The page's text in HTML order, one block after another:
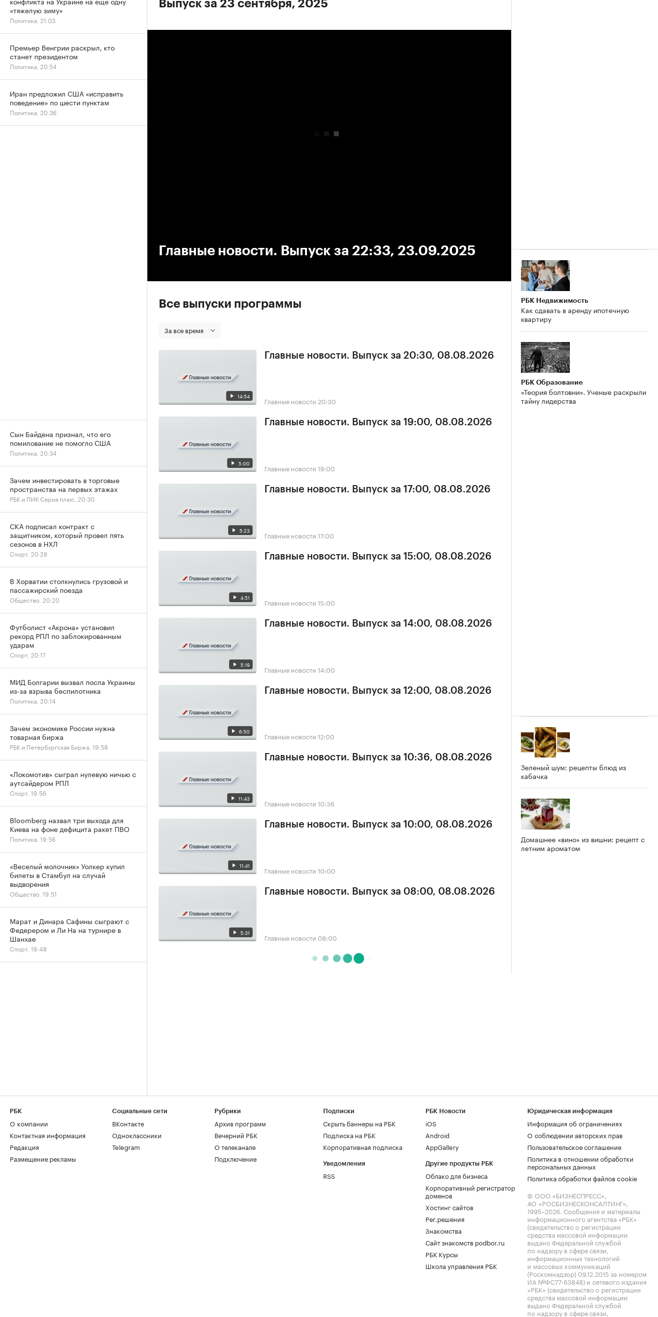
Выпуск за 23 сентября, 2025
Главные новости. Выпуск за 22:33, 23.09.2025
Все выпуски программы
За все время
14:54
Главные новости. Выпуск за 20:30, 08.08.2026
Главные новости 20:30
5:00
Главные новости. Выпуск за 19:00, 08.08.2026
Главные новости 19:00
5:23
Главные новости. Выпуск за 17:00, 08.08.2026
Главные новости 17:00
4:51
Главные новости. Выпуск за 15:00, 08.08.2026
Главные новости 15:00
5:19
Главные новости. Выпуск за 14:00, 08.08.2026
Главные новости 14:00
6:50
Главные новости. Выпуск за 12:00, 08.08.2026
Главные новости 12:00
11:43
Главные новости. Выпуск за 10:36, 08.08.2026
Главные новости 10:36
11:41
Главные новости. Выпуск за 10:00, 08.08.2026
Главные новости 10:00
5:31
Главные новости. Выпуск за 08:00, 08.08.2026
Главные новости 08:00
РБК Недвижимость
Как сдавать в аренду ипотечную
квартиру
РБК Образование
«Теория болтовни». Ученые раскрыли
тайну лидерства
Зеленый шум: рецепты блюд из
кабачка
Домашнее «вино» из вишни: рецепт с
летним ароматом
«тяжелую зиму»
Политика, 21:03
Премьер Венгрии раскрыл, кто
станет президентом
Политика, 20:54
Иран предложил США «исправить
поведение» по шести пунктам
Политика, 20:36
Сын Байдена признал, что его
помилование не помогло США
Политика, 20:34
Зачем инвестировать в торговые
пространства на первых этажах
РБК и ПИК Серия плюс, 20:30
СКА подписал контракт с
защитником, который провел пять
сезонов в НХЛ
Спорт, 20:28
В Хорватии столкнулись грузовой и
пассажирский поезда
Общество, 20:20
Футболист «Акрона» установил
рекорд РПЛ по заблокированным
ударам
Спорт, 20:17
МИД Болгарии вызвал посла Украины
из-за взрыва беспилотника
Политика, 20:14
Зачем экономике России нужна
товарная биржа
РБК и Петербургская Биржа, 19:58
«Локомотив» сыграл нулевую ничью с
аутсайдером РПЛ
Спорт, 19:56
Bloomberg назвал три выхода для
Киева на фоне дефицита ракет ПВО
Политика, 19:56
«Веселый молочник» Уолкер купил
билеты в Стамбул на случай
выдворения
Общество, 19:51
Марат и Динара Сафины сыграют с
Федерером и Ли На на турнире в
Шанхае
Спорт, 19:48
РБК
О компании
Контактная информация
Редакция
Размещение рекламы
Социальные сети
ВКонтакте
Одноклассники
Telegram
Рубрики
Архив программ
Вечерний РБК
О телеканале
Подключение
Подписки
Скрыть баннеры на РБК
Подписка на РБК
Корпоративная подписка
Уведомления
RSS
РБК Новости
iOS
Android
AppGallery
Другие продукты РБК
Облако для бизнеса
Корпоративный регистратор
доменов
Хостинг сайтов
Рег.решения
Знакомства
Сайт знакомств podbor.ru
РБК Курсы
Школа управления РБК
Юридическая информация
Информация об ограничениях
О соблюдении авторских прав
Пользовательское соглашение
Политика в отношении обработки
персональных данных
Политика обработки файлов cookie
© ООО «БИЗНЕСПРЕСС»,
АО «РОСБИЗНЕСКОНСАЛТИНГ»,
1995–2026. Сообщения и материалы
информационного агентства «РБК»
(свидетельство о регистрации
средства массовой информации
выдано Федеральной службой
по надзору в сфере связи,
информационных технологий
и массовых коммуникаций
(Роскомнадзор) 09.12.2015 за номером
ИА №ФС77-63848) и сетевого издания
«РБК» (свидетельство о регистрации
средства массовой информации
выдано Федеральной службой
по надзору в сфере связи,